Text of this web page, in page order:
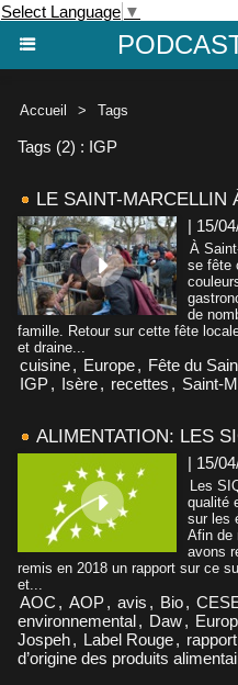
Select Language ▼
Accueil > Tags
Tags (2) : IGP
LE SAINT-MARCELLIN
| 15/
À
se fête
de
famille. Retour sur cette fête
et draine...
cuisine, Europe, Fête du
IGP, Isère, recettes , Saint-
ALIMENTATION: LES
| 15/
Les
qualité
sur les
Afin de
avons
remis en 2018 un rapport sur ce
et...
AOC , AOP, avis , Bio,
environnemental, Daw,
Jospeh, Label Rouge, rapport
d’origine des produits